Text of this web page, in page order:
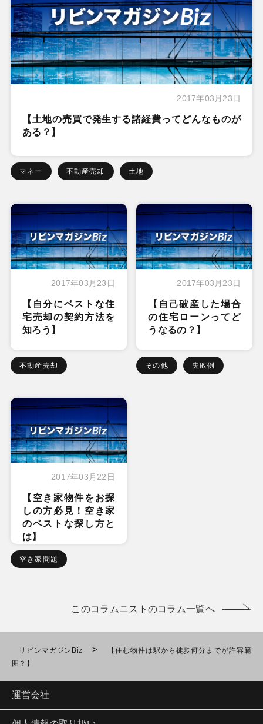
2017年03月23日
【土地の売買で発生する諸経費ってどんなものが
ある？】
マネー 不動産売却 土地
2017年03月23日
【自分にベストな住
宅売却の契約方法を
知ろう】
不動産売却
2017年03月23日
【自己破産した場合
の住宅ローンってど
うなるの？】
その他 失敗例
2017年03月22日
【空き家物件をお探
しの方必見！空き家
のベストな探し方と
は】
空き家問題
このコラムニストのコラム一覧へ
リビンマガジンBiz >
【住む物件は駅から徒歩何分までが許容範
囲？】
運営会社